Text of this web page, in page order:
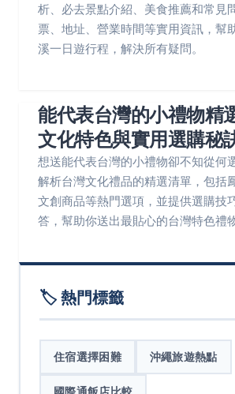
析、必去景點介紹、美食推薦和常見
票、地址、營業時間等實用資訊，幫
溪一日遊行程，解決所有疑問。
能代表台灣的小禮物精
文化特色與實用選購秘
想送能代表台灣的小禮物卻不知從何
解析台灣文化禮品的精選清單，包括
文創商品等熱門選項，並提供選購技
答，幫助你送出最貼心的台灣特色禮物
🏷️ 熱門標籤
住宿選擇困難 沖繩旅遊熱點
國際通飯店比較